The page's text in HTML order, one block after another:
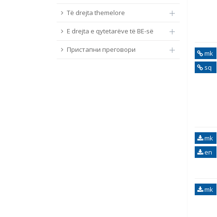
Të drejta themelore
E drejta e qytetarëve të BE-së
Пристапни преговори
mk
sq
mk
en
mk